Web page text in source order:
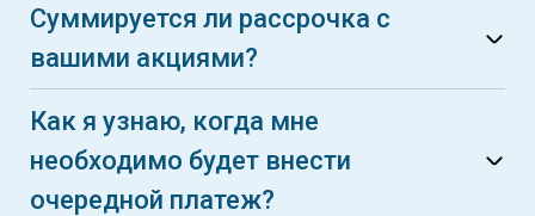
Суммируется ли рассрочка с
вашими акциями?
Как я узнаю, когда мне
необходимо будет внести
очередной платеж?